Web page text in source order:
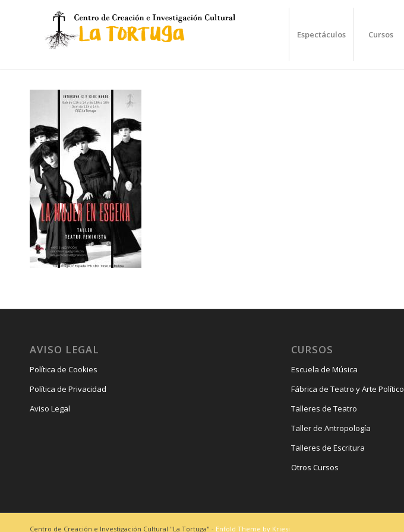
Espectáculos Cursos
AVISO LEGAL
Política de Cookies
Política de Privacidad
Aviso Legal
CURSOS
Escuela de Música
Fábrica de Teatro y Arte Político
Talleres de Teatro
Taller de Antropología
Talleres de Escritura
Otros Cursos
Centro de Creación e Investigación Cultural "La Tortuga" - Enfold Theme by Kriesi